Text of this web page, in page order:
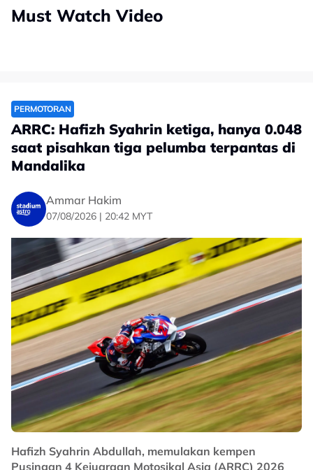
Must Watch Video
PERMOTORAN
ARRC: Hafizh Syahrin ketiga, hanya 0.048
saat pisahkan tiga pelumba terpantas di
Mandalika
Ammar Hakim
07/08/2026 | 20:42 MYT
Hafizh Syahrin Abdullah, memulakan kempen
Pusingan 4 Kejuaraan Motosikal Asia (ARRC) 2026